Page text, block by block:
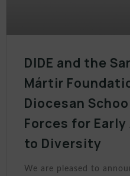
DIDE and the
Mártir
Diocesan
Forces for
to Diversity
We are pleased to